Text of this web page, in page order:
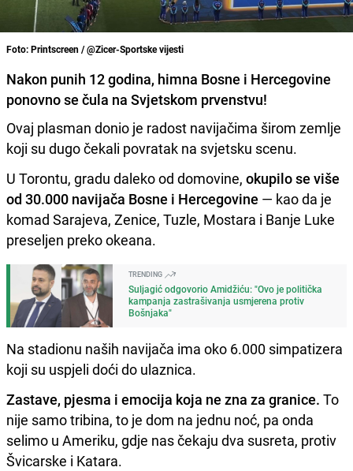
Foto: Printscreen / @Zicer-Sportske vijesti
Nakon punih 12 godina, himna Bosne i Hercegovine
ponovno se čula na Svjetskom prvenstvu!
Ovaj plasman donio je radost navijačima širom zemlje
koji su dugo čekali povratak na svjetsku scenu.
U Torontu, gradu daleko od domovine, okupilo se više
od 30.000 navijača Bosne i Hercegovine — kao da je
komad Sarajeva, Zenice, Tuzle, Mostara i Banje Luke
preseljen preko okeana.
TRENDING
Suljagić odgovorio Amidžiću: "Ovo je politička
kampanja zastrašivanja usmjerena protiv
Bošnjaka"
Na stadionu naših navijača ima oko 6.000 simpatizera
koji su uspjeli doći do ulaznica.
Zastave, pjesma i emocija koja ne zna za granice. To
nije samo tribina, to je dom na jednu noć, pa onda
selimo u Ameriku, gdje nas čekaju dva susreta, protiv
Švicarske i Katara.